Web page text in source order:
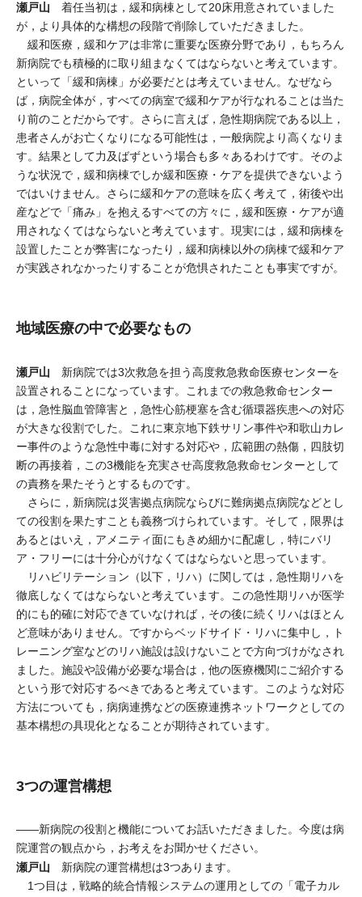
瀬戸山 着任当初は，緩和病棟として20床用意されていました
が，より具体的な構想の段階で削除していただきました。
緩和医療，緩和ケアは非常に重要な医療分野であり，もちろん
新病院でも積極的に取り組まなくてはならないと考えています。
といって「緩和病棟」が必要だとは考えていません。なぜなら
ば，病院全体が，すべての病室で緩和ケアが行なれることは当た
り前のことだからです。さらに言えば，急性期病院である以上，
患者さんがお亡くなりになる可能性は，一般病院より高くなりま
す。結果として力及ばずという場合も多々あるわけです。そのよ
うな状況で，緩和病棟でしか緩和医療・ケアを提供できないよう
ではいけません。さらに緩和ケアの意味を広く考えて，術後や出
産などで「痛み」を抱えるすべての方々に，緩和医療・ケアが適
用されなくてはならないと考えています。現実には，緩和病棟を
設置したことが弊害になったり，緩和病棟以外の病棟で緩和ケア
が実践されなかったりすることが危惧されたことも事実ですが。
地域医療の中で必要なもの
瀬戸山 新病院では3次救急を担う高度救急救命医療センターを
設置されることになっています。これまでの救急救命センター
は，急性脳血管障害と，急性心筋梗塞を含む循環器疾患への対応
が大きな役割でした。これに東京地下鉄サリン事件や和歌山カレ
ー事件のような急性中毒に対する対応や，広範囲の熱傷，四肢切
断の再接着，この3機能を充実させ高度救急救命センターとして
の責務を果たそうとするものです。
さらに，新病院は災害拠点病院ならびに難病拠点病院などとし
ての役割を果たすことも義務づけられています。そして，限界は
あるとはいえ，アメニティ面にもきめ細かに配慮し，特にバリ
ア・フリーには十分心がけなくてはならないと思っています。
リハビリテーション（以下，リハ）に関しては，急性期リハを
徹底しなくてはならないと考えています。この急性期リハが医学
的にも的確に対応できていなければ，その後に続くリハはほとん
ど意味がありません。ですからベッドサイド・リハに集中し，ト
レーニング室などのリハ施設は設けないことで方向づけがなされ
ました。施設や設備が必要な場合は，他の医療機関にご紹介する
という形で対応するべきであると考えています。このような対応
方法についても，病病連携などの医療連携ネットワークとしての
基本構想の具現化となることが期待されています。
3つの運営構想
――新病院の役割と機能についてお話いただきました。今度は病
院運営の観点から，お考えをお聞かせください。
瀬戸山 新病院の運営構想は3つあります。
1つ目は，戦略的統合情報システムの運用としての「電子カル